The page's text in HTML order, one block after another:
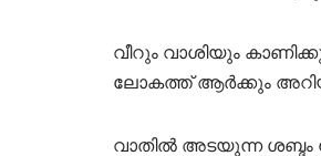
വീറും വാശിയും
ലോകത്ത് ആർക്കും
വാതിൽ അടയുന്ന ശബ്ദം